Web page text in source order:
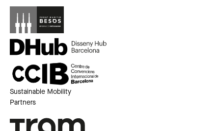
Sustainable Mobility
Partners